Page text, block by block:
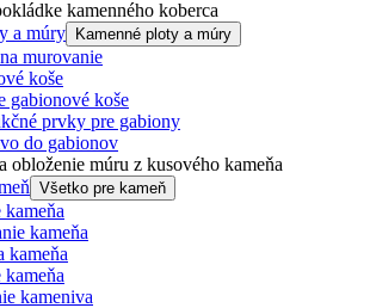
a múry Kamenné ploty a múry
murovanie
koše
gabionové koše
prvky pre gabiony
do gabionov
Všetko pre kameň
kameňa
kameňa
kameňa
kameniva